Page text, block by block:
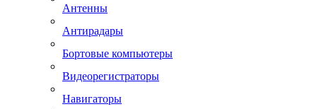
Антенны
Антирадары
Бортовые компьютеры
Видеорегистраторы
Навигаторы